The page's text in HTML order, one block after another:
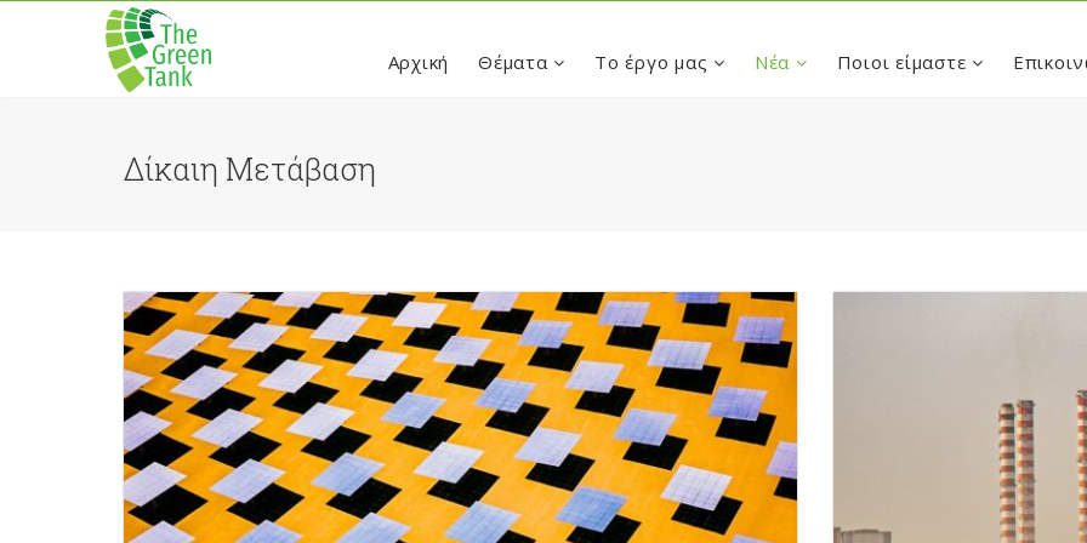
Αρχική Θέματα Το έργο μας Νέα Ποιοι είμαστε
Δίκαιη Μετάβαση